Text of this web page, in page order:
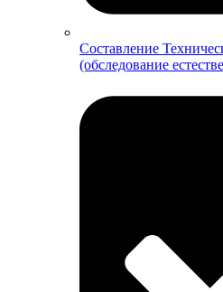
Составление
(обследование